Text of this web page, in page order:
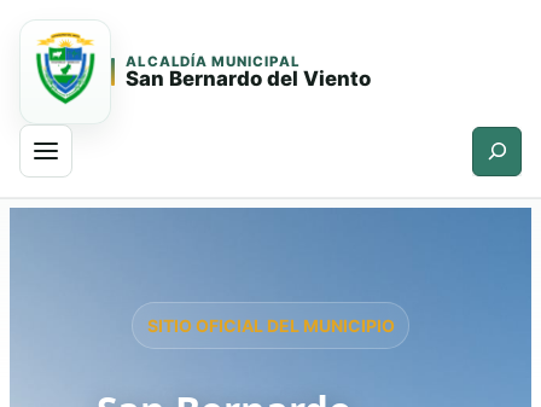
ALCALDÍA MUNICIPAL
San Bernardo del Viento
Buscar
SITIO OFICIAL DEL MUNICIPIO